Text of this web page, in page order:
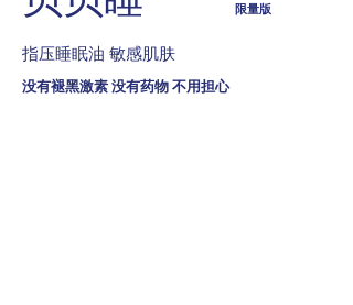
限量版
指压睡眠油 敏感肌肤
没有褪黑激素 没有药物 不用担心